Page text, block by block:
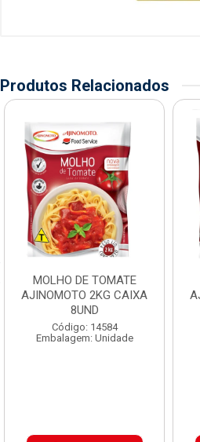
Produtos Relacionados
MOLHO DE TOMATE
AJINOMOTO 2KG CAIXA
8UND
Código: 14584
Embalagem: Unidade